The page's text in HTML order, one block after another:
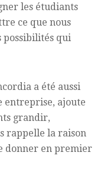
les étudiants
ce que nous
possibilités qui
a été aussi
entreprise, ajoute
grandir,
rappelle la raison
donner en premier